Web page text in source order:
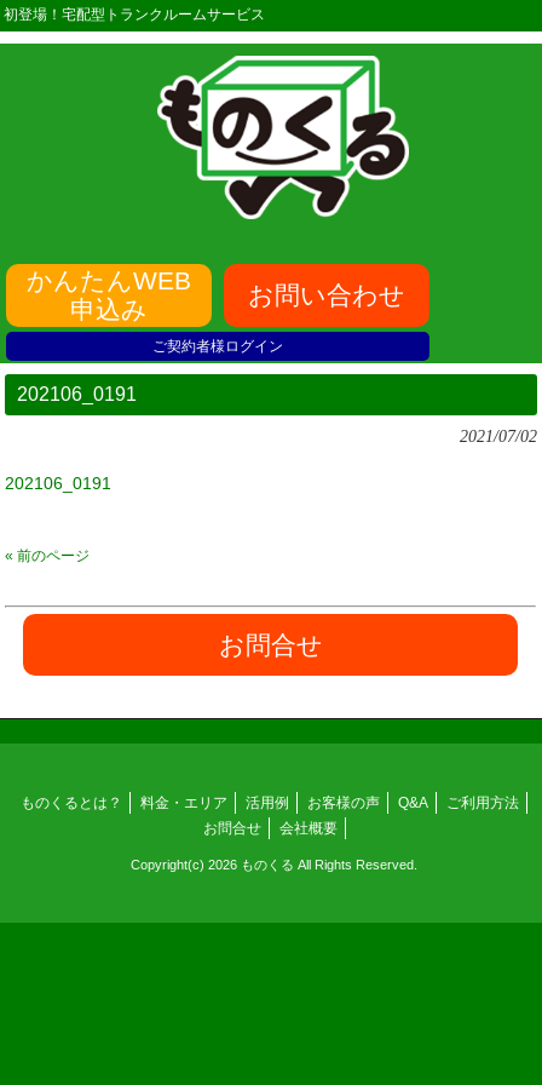
初登場！宅配型トランクルームサービス
かんたんWEB
申込み
お問い合わせ
ご契約者様ログイン
202106_0191
2021/07/02
202106_0191
« 前のページ
お問合せ
ものくるとは？ 料金・エリア 活用例 お客様の声 Q&A
ご利用方法
お問合せ
会社概要
Copyright(c) 2026 ものくる All Rights Reserved.